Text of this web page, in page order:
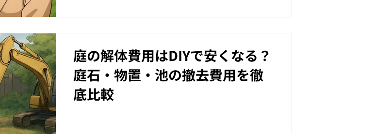
庭の解体費用はDIYで安くなる？
庭石・物置・池の撤去費用を徹
底比較